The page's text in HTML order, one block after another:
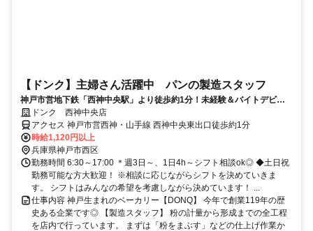
【ドンク】主婦さん活躍中 パンの製造スタッフ
神戸市営地下鉄「西神中央駅」より徒歩約1分！未経験＆バイトデビュ
ーも大歓迎♪
ドンク 西神中央店
アクセス 神戸市営西神・山手線 西神中央東出口徒歩約1分
時給1,120円以上
兵庫県神戸市西区
勤務時間 6:30～17:00 ＊週3日～、1日4h～シフト相談ok◎ ◆土日祝
勤務可能な方大歓迎！ ※相談に応じながらシフトを決めていきま
す。 シフトはみんなの希望を考慮しながら決めています！ ...
仕事内容 神戸生まれのベーカリー【DONQ】 今年で創業119年の歴
史ある企業です◎ 【製造スタッフ】 粉の計量から形成までの全工程
を店内で行っています。 まずは「粉をまぶす」などの仕上げ作業か